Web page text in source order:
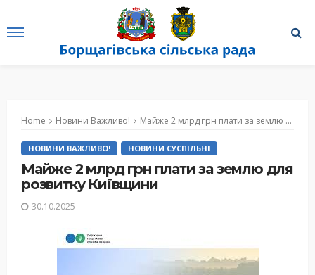
Home Новини Важливо! Майже 2 млрд грн плати за землю для розвитку Київщини
НОВИНИ ВАЖЛИВО! НОВИНИ СУСПІЛЬНІ
Майже 2 млрд грн плати за землю для
розвитку Київщини
30.10.2025